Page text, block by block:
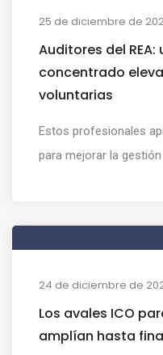
25 de diciembre de
Auditores del
concentrado
voluntarias
Estos profesionales
para mejorar la
24 de diciembre de
Los avales ICO
amplían hasta